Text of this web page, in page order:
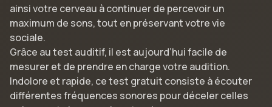
ainsi votre cerveau à continuer de percevoir un
maximum de sons, tout en préservant votre vie
sociale.
Grâce au test auditif, il est aujourd’hui facile de
mesurer et de prendre en charge votre audition.
Indolore et rapide, ce test gratuit consiste à écouter
différentes fréquences sonores pour déceler celles